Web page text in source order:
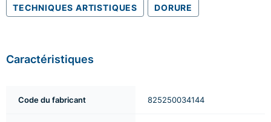
TECHNIQUES ARTISTIQUES
DORURE
Caractéristiques
Code du fabricant 825250034144